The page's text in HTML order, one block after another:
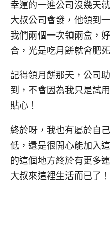
幸運的一進公司沒幾天
大叔公司會發，他領到
我們兩個一次領兩盒，
合，光是吃月餅就會肥
記得領月餅那天，公司
到，不會因為我只是試
貼心！
終於呀，我也有屬於自
低，還是很開心能加入
的這個地方終於有更多
大叔來這裡生活而已了！